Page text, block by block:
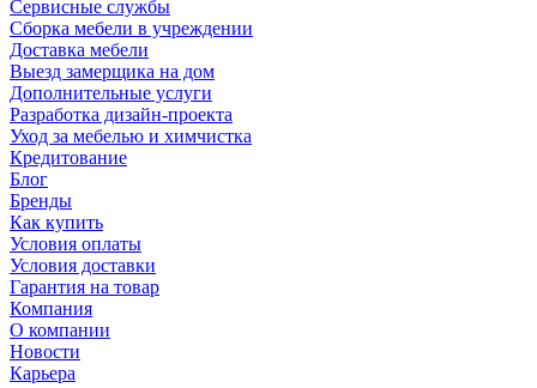
Сервисные службы
Сборка мебели в учреждении
Доставка мебели
Выезд замерщика на дом
Дополнительные услуги
Разработка дизайн-проекта
Уход за мебелью и химчистка
Кредитование
Блог
Бренды
Как купить
Условия оплаты
Условия доставки
Гарантия на товар
Компания
О компании
Новости
Карьера